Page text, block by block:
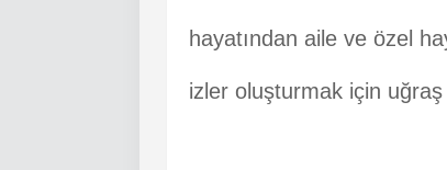
hayatından aile ve özel
izler oluşturmak için uğraş